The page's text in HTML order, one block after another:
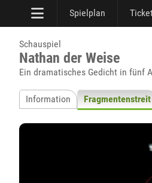
Spielplan
Schauspiel
Nathan der Weise
Ein dramatisches Gedicht in fünf
Information Fragmentenstreit